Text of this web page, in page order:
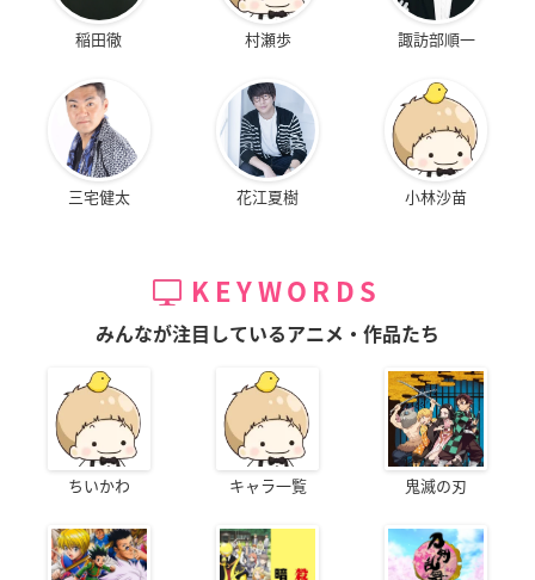
稲田徹 村瀬歩 諏訪部順一
三宅健太 花江夏樹 小林沙苗
KEYWORDS
みんなが注目しているアニメ・作品たち
ちいかわ キャラ一覧 鬼滅の刃